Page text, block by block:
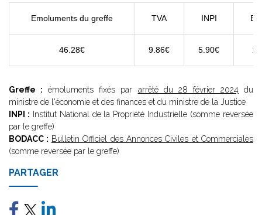
Emoluments du greffe TVA INPI
46.28€ 9.86€ 5.90€
Greffe : émoluments fixés par arrêté du 28 février 2024 du
ministre de l'économie et des finances et du ministre de la Justice
INPI : Institut National de la Propriété Industrielle (somme reversée
par le greffe)
BODACC : Bulletin Officiel des Annonces Civiles et Commerciales
(somme reversée par le greffe)
PARTAGER